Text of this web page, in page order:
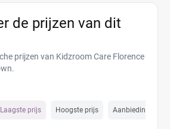
de prijzen van dit
prijzen van Kidzroom Care Florence
Laagste prijs Hoogste prijs Aanbiedings prijs